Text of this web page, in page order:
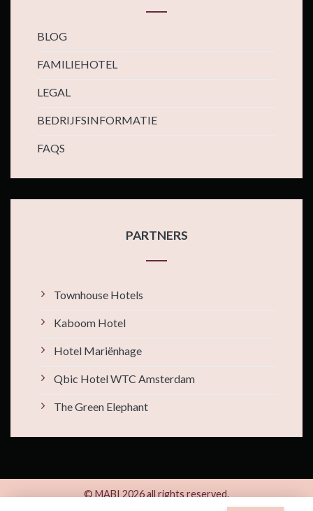
BLOG
FAMILIEHOTEL
LEGAL
BEDRIJFSINFORMATIE
FAQS
PARTNERS
Townhouse Hotels
Kaboom Hotel
Hotel Mariënhage
Qbic Hotel WTC Amsterdam
The Green Elephant
© MABI 2026 all rights reserved.